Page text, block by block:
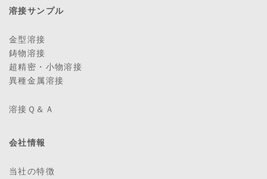
溶接サンプル
金型溶接
鋳物溶接
超精密・小物溶接
異種金属溶接
溶接Ｑ＆Ａ
会社情報
当社の特徴